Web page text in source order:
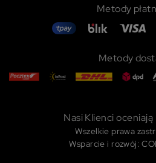
Metody
Metody
Nasi Klienci oceniają
Wszelkie prawa
Wsparcie i rozwój: